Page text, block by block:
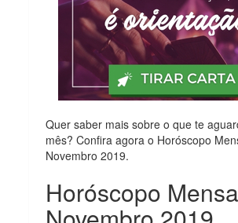
Quer saber mais sobre o que te
mês? Confira agora o Horóscopo
Novembro 2019.
Horóscopo